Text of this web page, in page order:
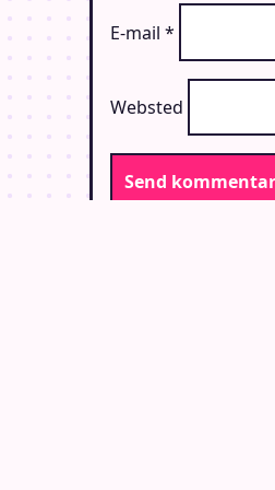
E-mail *
Websted